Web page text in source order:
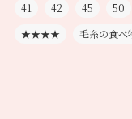
41
42 45 50
★★★★
毛糸の食べ